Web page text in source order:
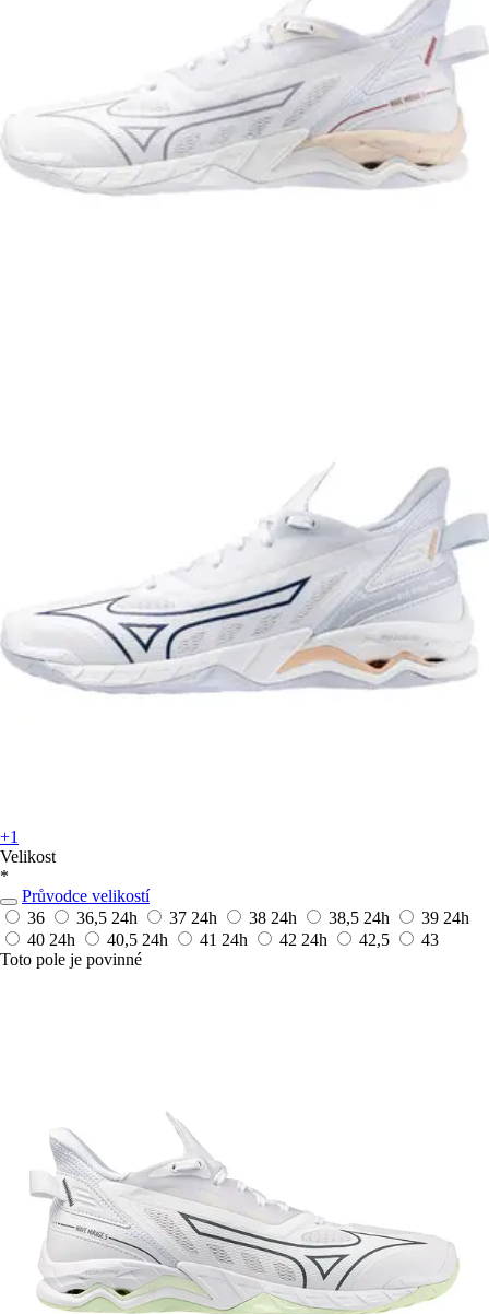
+1
Velikost
*
Průvodce velikostí
36
36,5 24h 37 24h 38 24h 38,5 24h 39 24h
40 24h 40,5 24h 41 24h 42 24h 42,5
43
Toto pole je povinné